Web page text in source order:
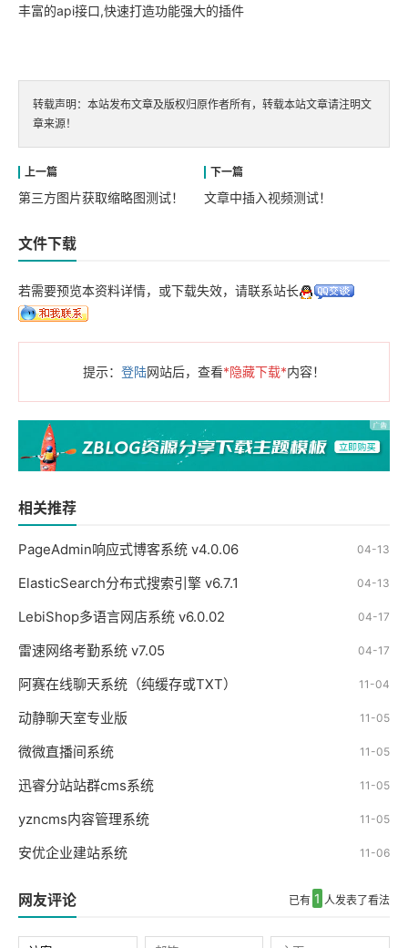
丰富的api接口,快速打造功能强大的插件
转载声明：本站发布文章及版权归原作者所有，转载本站文章请注明文
章来源！
第三方图片获取缩略图测试！ 文章中插入视频测试！
文件下载
若需要预览本资料详情，或下载失效，请联系站长
提示： 登陆网站后，查看*隐藏下载*内容！
相关推荐
04-13
PageAdmin响应式博客系统 v4.0.06
04-13
ElasticSearch分布式搜索引擎 v6.7.1
04-17
LebiShop多语言网店系统 v6.0.02
04-17
雷速网络考勤系统 v7.05
11-04
阿赛在线聊天系统（纯缓存或TXT）
11-05
动静聊天室专业版
11-05
微微直播间系统
11-05
迅睿分站站群cms系统
11-05
yzncms内容管理系统
11-06
安优企业建站系统
网友评论 已有 1 人发表了看法